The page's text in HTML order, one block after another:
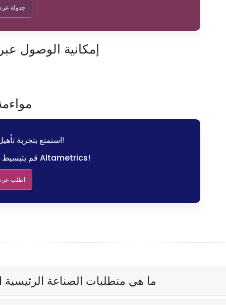
جدولة
إمكانية الوصول
استمتع بتجربة تأهيل خالية من المتاعب!
قم بتبسيط عملية الإعداد الخاصة بك مع Altametrics!
اطلب
ما هي متطلبات الصناعة الرئيسية